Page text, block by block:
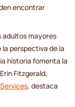
encontrar
adultos mayores
perspectiva de la
historia fomenta la
Fitzgerald,
, destaca